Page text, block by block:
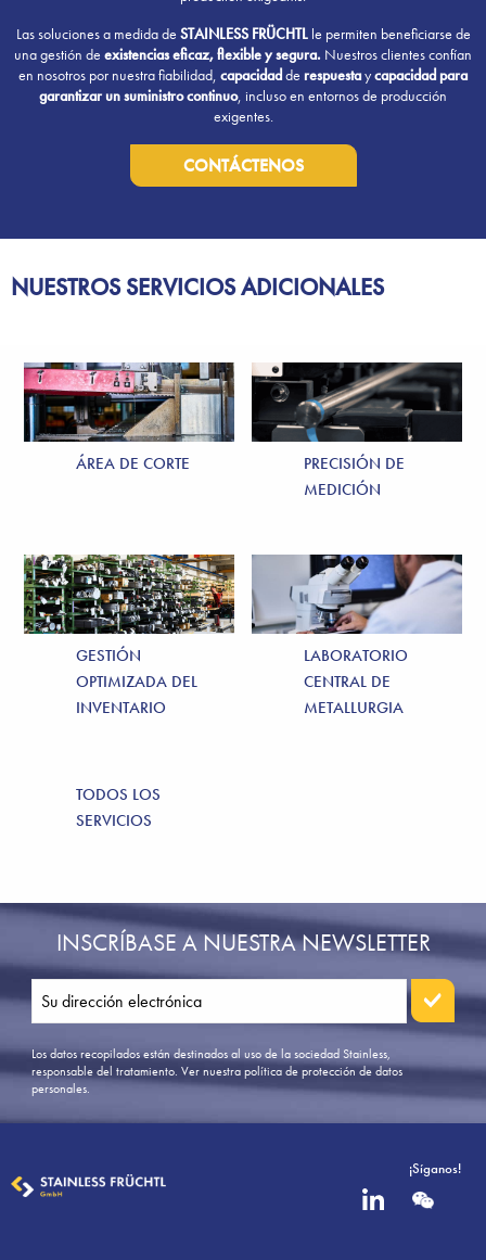
Las soluciones a medida de STAINLESS FRÜCHTLle permiten beneficiarse de
una gestión de existencias eficaz, flexible y segura. Nuestros clientes confían
en nosotros por nuestra fiabilidad, capacidadde respuestaycapacidad para
garantizar un suministro continuo, incluso en entornos de producción
exigentes.
CONTÁCTENOS
NUESTROS SERVICIOS ADICIONALES
ÁREA DE CORTE
PRECISIÓN DE
MEDICIÓN
GESTIÓN
OPTIMIZADA DEL
INVENTARIO
LABORATORIO
CENTRAL DE
METALLURGIA
TODOS LOS
SERVICIOS
INSCRÍBASE A NUESTRA NEWSLETTER
Los datos recopilados están destinados al uso de la sociedad Stainless,
responsable del tratamiento. Ver nuestra política de protección de datos
personales.
¡Síganos!